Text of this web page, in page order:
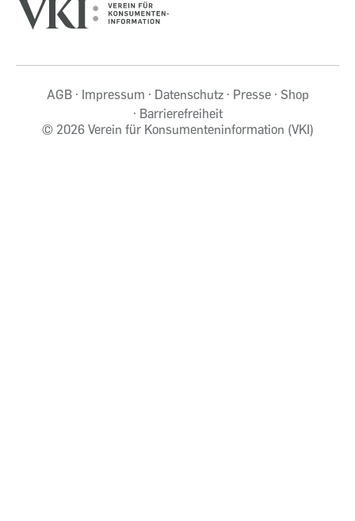
AGB Impressum Datenschutz Presse
Shop
Barrierefreiheit
© 2026 Verein für Konsumenteninformation (VKI)